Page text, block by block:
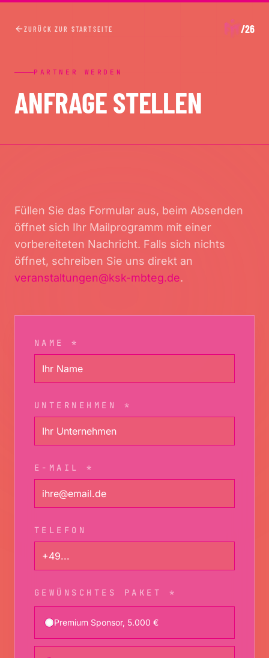
ZURÜCK ZUR STARTSEITE /26
PARTNER WERDEN
ANFRAGE STELLEN
Füllen Sie das Formular aus, beim Absenden
öffnet sich Ihr Mailprogramm mit einer
vorbereiteten Nachricht. Falls sich nichts
öffnet, schreiben Sie uns direkt an
veranstaltungen@ksk-mbteg.de.
NAME *
UNTERNEHMEN *
E-MAIL *
TELEFON
GEWÜNSCHTES PAKET *
Premium Sponsor, 5.000 €